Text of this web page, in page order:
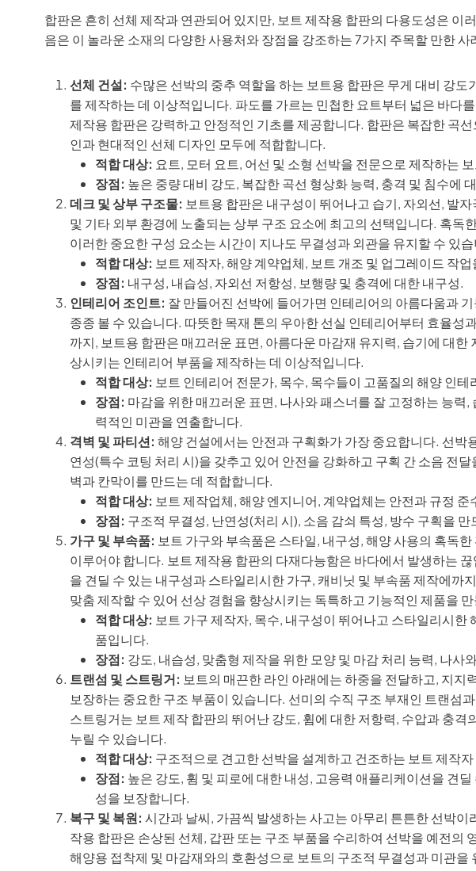
합판은 흔히 선체 제작과 연관되어 있지만, 보트 제작용 합판의 다용도성은 이
음은 이 놀라운 소재의 다양한 사용처와 장점을 강조하는 7가지 주목할 만한 사
선체 건설: 수많은 선박의 중추 역할을 하는 보트용 합판은 무게 대비 강도
를 제작하는 데 이상적입니다. 파도를 가르는 민첩한 요트부터 넓은 바다
제작용 합판은 강력하고 안정적인 기초를 제공합니다. 합판은 복잡한 곡
인과 현대적인 선체 디자인 모두에 적합합니다.
적합 대상: 요트, 모터 요트, 어선 및 소형 선박을 전문으로 제작하는
장점: 높은 중량 대비 강도, 복잡한 곡선 형상화 능력, 충격 및 침수에
데크 및 상부 구조물: 보트용 합판은 내구성이 뛰어나고 습기, 자외선, 발
및 기타 외부 환경에 노출되는 상부 구조 요소에 최고의 선택입니다. 혹독
이러한 중요한 구성 요소는 시간이 지나도 무결성과 외관을 유지할 수 있
적합 대상: 보트 제작자, 해양 계약업체, 보트 개조 및 업그레이드 작
장점: 내구성, 내습성, 자외선 저항성, 보행량 및 충격에 대한 내구성.
인테리어 조인트: 잘 만들어진 선박에 들어가면 인테리어의 아름다움과
종종 볼 수 있습니다. 따뜻한 목재 톤의 우아한 선실 인테리어부터 효율성
까지, 보트용 합판은 매끄러운 표면, 아름다운 마감재 유지력, 습기에 대한
상시키는 인테리어 부품을 제작하는 데 이상적입니다.
적합 대상: 보트 인테리어 전문가, 목수, 목수들이 고품질의 해양 인테
장점: 마감을 위한 매끄러운 표면, 나사와 패스너를 잘 고정하는 능력
력적인 미관을 연출합니다.
격벽 및 파티션: 해양 건설에서는 안전과 구획화가 가장 중요합니다. 선박
연성(특수 코팅 처리 시)을 갖추고 있어 안전을 강화하고 구획 간 소음 전
벽과 칸막이를 만드는 데 적합합니다.
적합 대상: 보트 제작업체, 해양 엔지니어, 계약업체는 안전과 규정 준
장점: 구조적 무결성, 난연성(처리 시), 소음 감쇠 특성, 방수 구획을 만
가구 및 부속품: 보트 가구와 부속품은 스타일, 내구성, 해양 사용의 혹독
이루어야 합니다. 보트 제작용 합판의 다재다능함은 바다에서 발생하는
을 견딜 수 있는 내구성과 스타일리시한 가구, 캐비닛 및 부속품 제작에까
맞춤 제작할 수 있어 선상 경험을 향상시키는 독특하고 기능적인 제품을
적합 대상: 보트 가구 제작자, 목수, 내구성이 뛰어나고 스타일리시한
품입니다.
장점: 강도, 내습성, 맞춤형 제작을 위한 모양 및 마감 처리 능력, 나사
트랜섬 및 스트링거: 보트의 매끈한 라인 아래에는 하중을 전달하고, 지지
보장하는 중요한 구조 부품이 있습니다. 선미의 수직 구조 부재인 트랜섬
스트링거는 보트 제작 합판의 뛰어난 강도, 휨에 대한 저항력, 수압과 충
누릴 수 있습니다.
적합 대상: 구조적으로 견고한 선박을 설계하고 건조하는 보트 제작
장점: 높은 강도, 휨 및 피로에 대한 내성, 고응력 애플리케이션을 견
성을 보장합니다.
복구 및 복원: 시간과 날씨, 가끔씩 발생하는 사고는 아무리 튼튼한 선박이
작용 합판은 손상된 선체, 갑판 또는 구조 부품을 수리하여 선박을 예전의
해양용 접착제 및 마감재와의 호환성으로 보트의 구조적 무결성과 미관을